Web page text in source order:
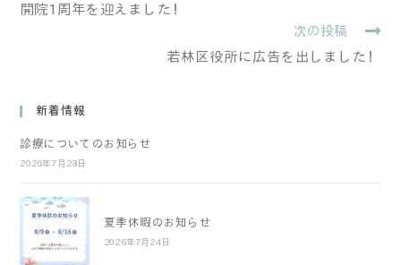
開院1周年を迎えました！
次の投稿
若林区役所に広告を出しました！
新着情報
診療についてのお知らせ
2026年7月28日
夏季休暇のお知らせ
2026年7月24日